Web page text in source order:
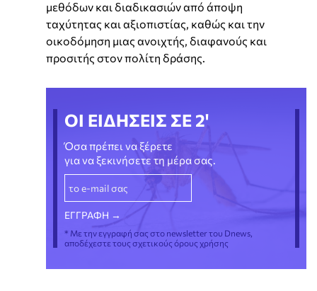
μεθόδων και διαδικασιών από άποψη
ταχύτητας και αξιοπιστίας, καθώς και την
οικοδόμηση μιας ανοιχτής, διαφανούς και
προσιτής στον πολίτη δράσης.
ΟΙ ΕΙΔΗΣΕΙΣ ΣΕ 2'
Όσα πρέπει να ξέρετε
για να ξεκινήσετε τη μέρα σας.
* Με την εγγραφή σας στο newsletter του Dnews,
αποδέχεστε τους σχετικούς όρους χρήσης